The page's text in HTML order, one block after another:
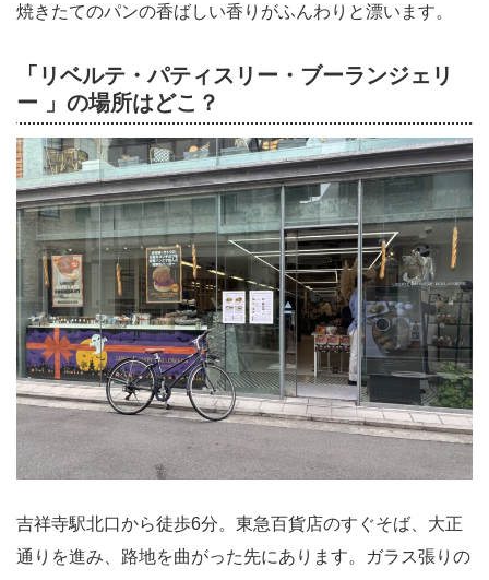
焼きたてのパンの香ばしい香りがふんわりと漂います。
「リベルテ・パティスリー・ブーランジェリ
ー 」の場所はどこ？
吉祥寺駅北口から徒歩6分。東急百貨店のすぐそば、大正
通りを進み、路地を曲がった先にあります。ガラス張りの